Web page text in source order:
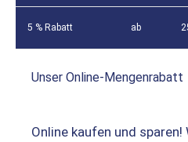
5 % Rabatt ab
Unser Online-Mengenrabatt
Online kaufen und sparen!